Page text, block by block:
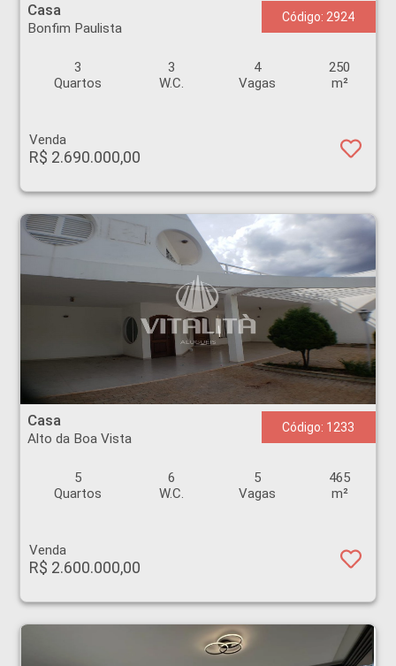
Casa
Bonfim Paulista
Código: 2924
3
Quartos
3
W.C.
4
Vagas
250
m²
Venda
R$ 2.690.000,00
Casa - Alto da Boa Vista - Ribeirão Preto
Casa
Alto da Boa Vista
Código: 1233
5
Quartos
6
W.C.
5
Vagas
465
m²
Venda
R$ 2.600.000,00